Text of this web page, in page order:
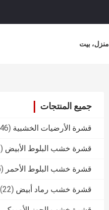
منزل، بيت
جميع المنتجات
قشرة الأرضيات الخشبية (46)
قشرة خشب البلوط الأبيض (82)
قشرة خشب البلوط الأحمر (55)
قشرة خشب رماد أبيض (22)